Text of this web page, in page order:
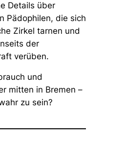
Details über
Pädophilen, die sich
Zirkel tarnen und
der
verüben.
und
mitten in Bremen –
zu sein?